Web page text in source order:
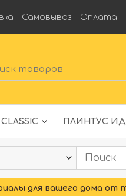
Самовывоз Оплата
ПЛИНТУС
для вашего дома от